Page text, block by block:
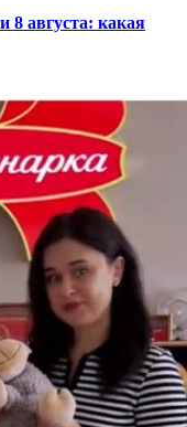
8 августа: какая